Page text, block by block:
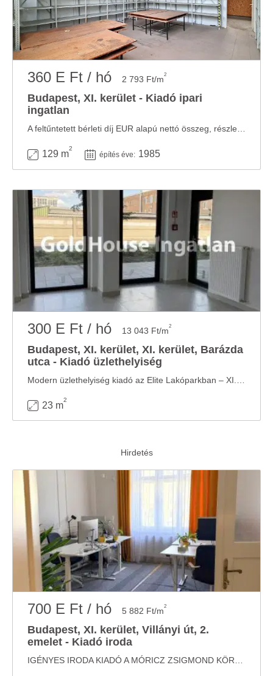
360 E Ft / hó 2 793 Ft/m2
Budapest, XI. kerület - Kiadó ipari
ingatlan
129 m
2
építés éve: 1985
300 E Ft / hó 13 043 Ft/m2
Budapest, XI. kerület, XI. kerület, Barázda
utca - Kiadó üzlethelyiség
23 m
2
700 E Ft / hó 5 882 Ft/m2
Budapest, XI. kerület, Villányi út, 2.
emelet - Kiadó iroda